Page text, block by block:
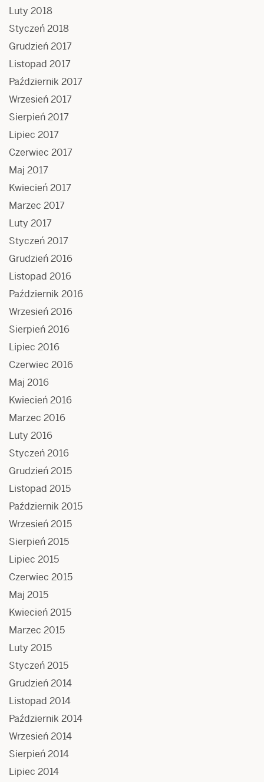
Luty 2018
Styczeń 2018
Grudzień 2017
Listopad 2017
Październik 2017
Wrzesień 2017
Sierpień 2017
Lipiec 2017
Czerwiec 2017
Maj 2017
Kwiecień 2017
Marzec 2017
Luty 2017
Styczeń 2017
Grudzień 2016
Listopad 2016
Październik 2016
Wrzesień 2016
Sierpień 2016
Lipiec 2016
Czerwiec 2016
Maj 2016
Kwiecień 2016
Marzec 2016
Luty 2016
Styczeń 2016
Grudzień 2015
Listopad 2015
Październik 2015
Wrzesień 2015
Sierpień 2015
Lipiec 2015
Czerwiec 2015
Maj 2015
Kwiecień 2015
Marzec 2015
Luty 2015
Styczeń 2015
Grudzień 2014
Listopad 2014
Październik 2014
Wrzesień 2014
Sierpień 2014
Lipiec 2014